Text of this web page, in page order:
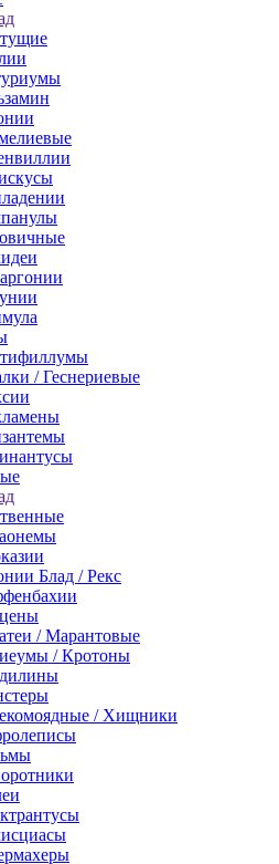
/ Геснериевые
Блад / Рекс
/ Марантовые
/ Кротоны
/ Хищники